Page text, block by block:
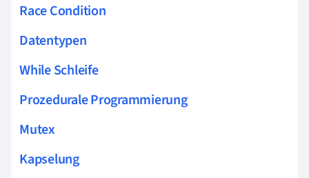
Race Condition
Datentypen
While Schleife
Prozedurale Programmierung
Mutex
Kapselung